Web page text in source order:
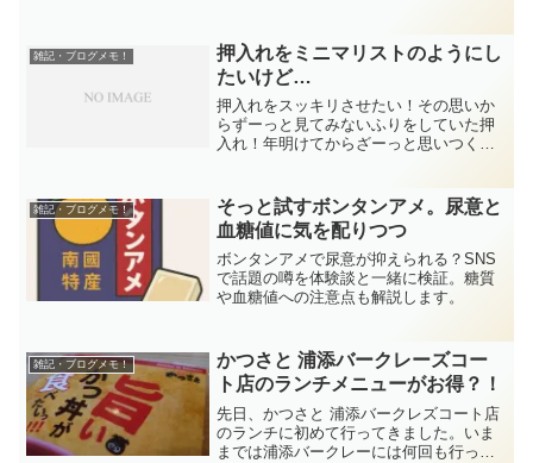
してみましたが、さて無事にお目当て通
りにいけたのでしょうか？＾＾
雑記・ブログメモ！
押入れをミニマリストのようにし
たいけど…
押入れをスッキリさせたい！その思いか
らずーっと見てみないふりをしていた押
入れ！年明けてからざーっと思いつくま
片付け特集などや断捨離系の本では収納
家具などを買う前に捨...
雑記・ブログメモ！
そっと試すボンタンアメ。尿意と
血糖値に気を配りつつ
ボンタンアメで尿意が抑えられる？SNS
で話題の噂を体験談と一緒に検証。糖質
や血糖値への注意点も解説します。
雑記・ブログメモ！
かつさと 浦添バークレーズコー
ト店のランチメニューがお得？！
先日、かつさと 浦添バークレズコート店
のランチに初めて行ってきました。いま
までは浦添バークレーには何回も行って